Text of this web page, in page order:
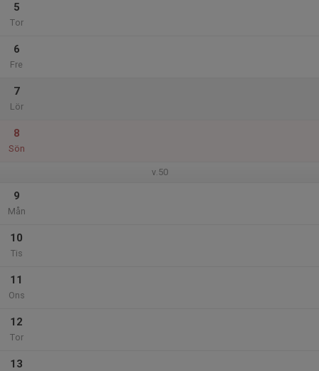
5
Tor
6
Fre
7
Lör
8
Sön
v.50
9
Mån
10
Tis
11
Ons
12
Tor
13